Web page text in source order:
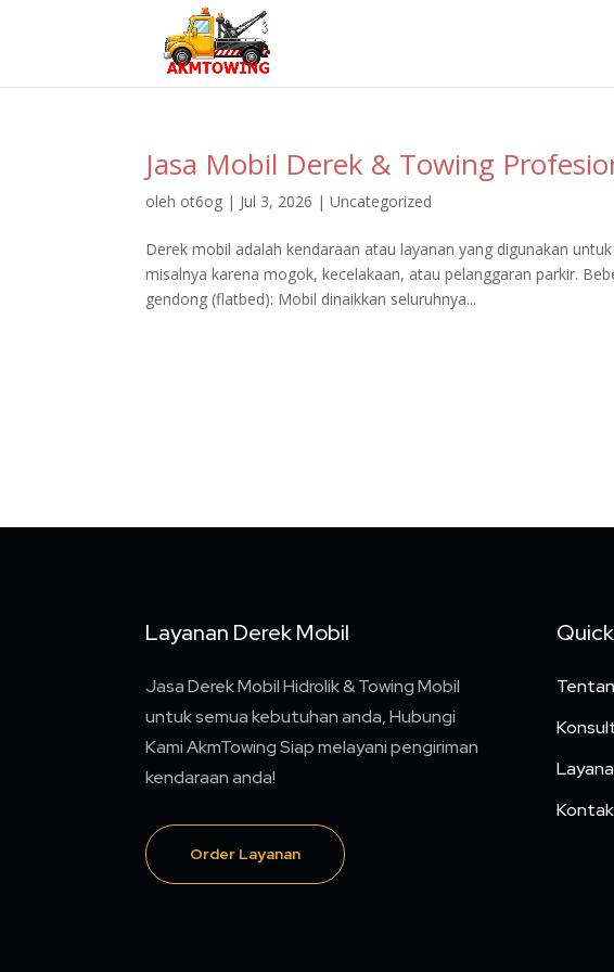
Jasa Mobil Derek & Towing
oleh ot6og | Jul 3, 2026 |Uncategorized
Derek mobil adalah kendaraan atau layanan yang digunakan
misalnya karena mogok, kecelakaan, atau pelanggaran parkir.
gendong (flatbed): Mobil dinaikkan seluruhnya...
Layanan Derek Mobil
Jasa Derek Mobil Hidrolik & Towing Mobil
untuk semua kebutuhan anda, Hubungi
Kami AkmTowing Siap melayani pengiriman
kendaraan anda!
Order Layanan